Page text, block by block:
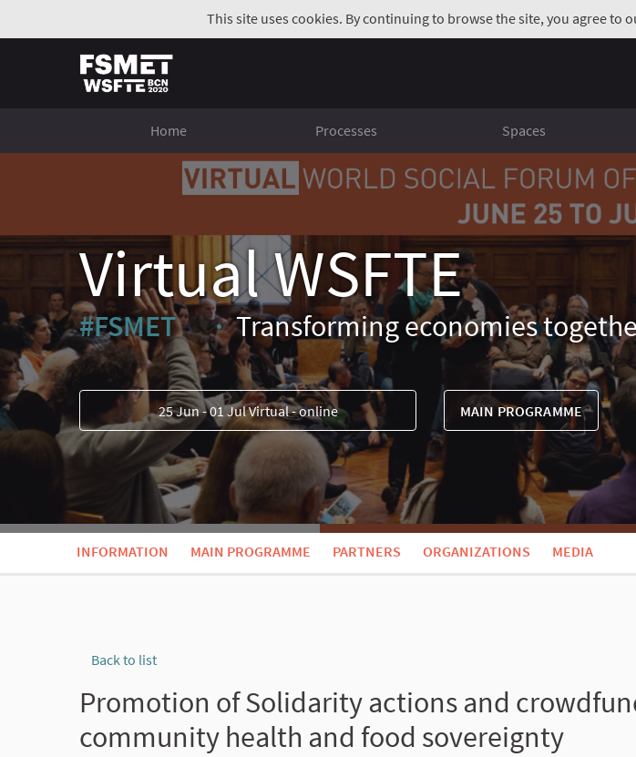
This site uses cookies. By continuing to browse the site, you agree to
Home Processes Spaces
Virtual WSFTE
#FSMET
(External link)
Transforming economies
25 Jun - 01 Jul Virtual - online MAIN PROGRAMME
INFORMATION MAIN PROGRAMME PARTNERS ORGANIZATIONS MEDIA
Back to list
Promotion of Solidarity actions and
community health and food sovereignty